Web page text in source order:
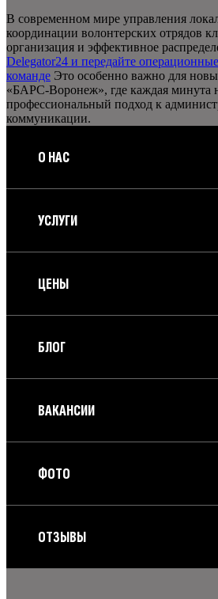
В современном мире управления
координации волонтерских отрядов
организация и эффективное
Delegator24 и передайте
команде Это особенно важно для
«БАРС-Воронеж», где каждая минута
профессиональный подход к
коммуникации.
О НАС
УСЛУГИ
ЦЕНЫ
БЛОГ
ВАКАНСИИ
ФОТО
ОТЗЫВЫ